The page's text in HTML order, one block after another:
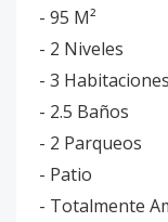
- 95 M²
- 2 Niveles
- 3
- 2.5 Baños
- 2 Parqueos
- Patio
- Totalmente